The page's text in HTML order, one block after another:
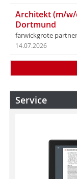
Architekt (m/w/
Dortmund
farwickgrote
14.07.2026
Service